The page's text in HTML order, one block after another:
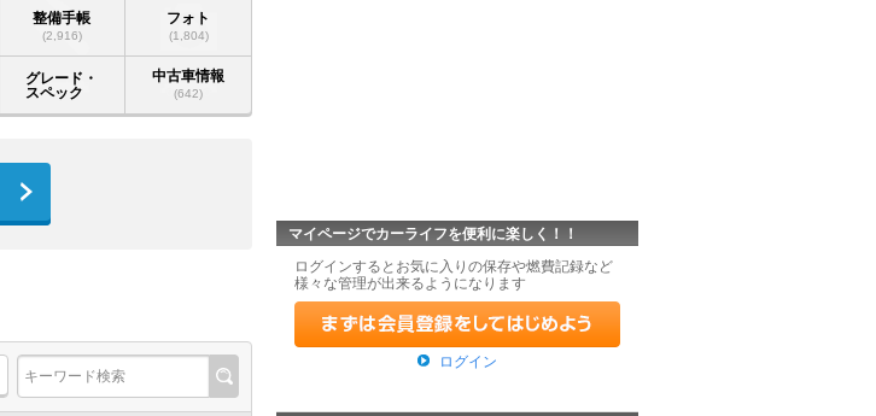
整備手帳
(2,916)
フォト
(1,804)
グレード・
スペック
中古車情報
(642)
マイページでカーライフを便利に楽しく！！
ログインするとお気に入りの保存や燃費記録など
様々な管理が出来るようになります
ログイン